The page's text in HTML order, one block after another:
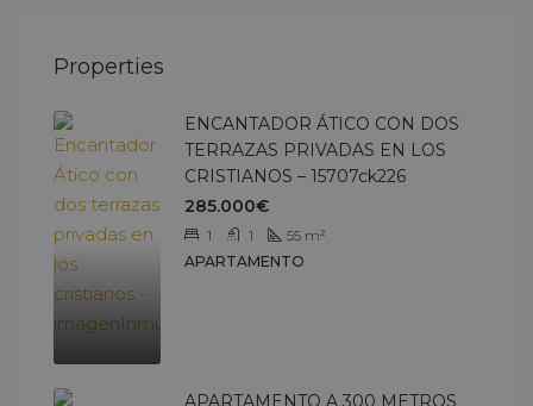
Properties
ENCANTADOR ÁTICO CON DOS
TERRAZAS PRIVADAS EN LOS
CRISTIANOS – 15707ck226
285.000€
1 1 55 m²
APARTAMENTO
APARTAMENTO A 300 METROS